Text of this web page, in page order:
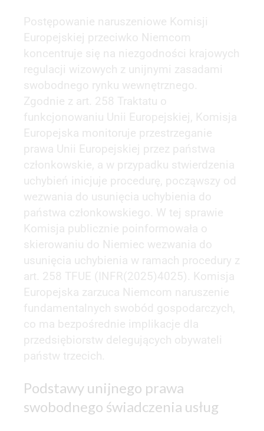
Postępowanie naruszeniowe Komisji
Europejskiej przeciwko Niemcom
koncentruje się na niezgodności krajowych
regulacji wizowych z unijnymi zasadami
swobodnego rynku wewnętrznego.
Zgodnie z art. 258 Traktatu o
funkcjonowaniu Unii Europejskiej, Komisja
Europejska monitoruje przestrzeganie
prawa Unii Europejskiej przez państwa
członkowskie, a w przypadku stwierdzenia
uchybień inicjuje procedurę, począwszy od
wezwania do usunięcia uchybienia do
państwa członkowskiego. W tej sprawie
Komisja publicznie poinformowała o
skierowaniu do Niemiec wezwania do
usunięcia uchybienia w ramach procedury z
art. 258 TFUE (INFR(2025)4025). Komisja
Europejska zarzuca Niemcom naruszenie
fundamentalnych swobód gospodarczych,
co ma bezpośrednie implikacje dla
przedsiębiorstw delegujących obywateli
państw trzecich.
Podstawy unijnego prawa
swobodnego świadczenia usług